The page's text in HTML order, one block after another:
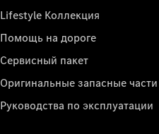
Lifestyle Коллекция
Помощь на дороге
Сервисный пакет
Оригинальные запасные части
Руководства по эксплуатации